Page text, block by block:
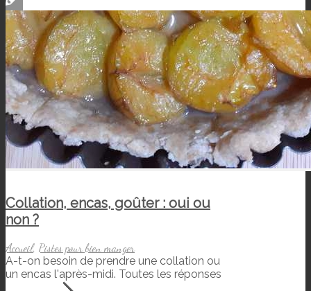
Collation, encas, goûter : oui ou
non ?
Accueil, Pistes pour bien manger
A-t-on besoin de prendre une collation ou
un encas l'après-midi. Toutes les réponses